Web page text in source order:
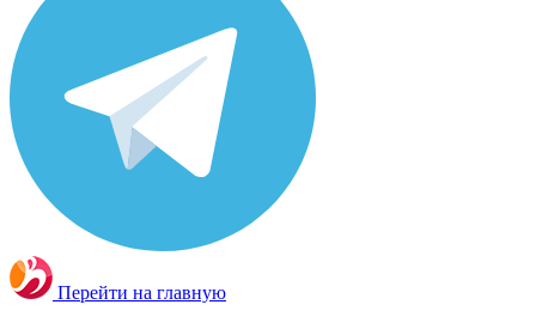
Перейти на главную